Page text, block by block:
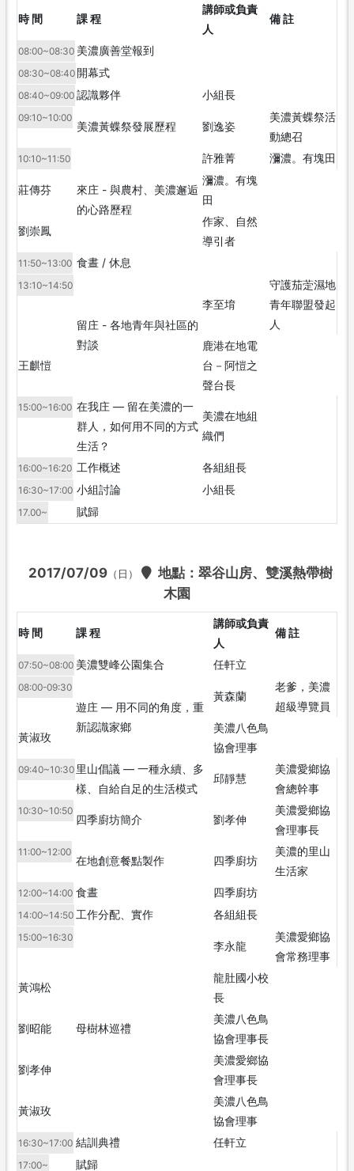
時 間 課 程
講師或負責
人
備 註
08:00~08:30 美濃廣善堂報到
08:30~08:40 開幕式
08:40~09:00 認識夥伴 小組長
09:10~10:00
美濃黃蝶祭發展歷程 劉逸姿
美濃黃蝶祭活
動總召
10:10~11:50
來庄 - 與農村、美濃邂逅
的心路歷程
許雅菁 瀰濃。有塊田
莊傳芬
瀰濃。有塊
田
劉崇鳳
作家、自然
導引者
11:50~13:00 食晝 / 休息
13:10~14:50
留庄 - 各地青年與社區的
對談
李至堉
守護茄萣濕地
青年聯盟發起
人
王麒愷
鹿港在地電
台－阿愷之
聲台長
15:00~16:00 在我庄 — 留在美濃的一
群人，如何用不同的方式
生活？
美濃在地組
織們
16:00~16:20 工作概述 各組組長
16:30~17:00 小組討論 小組長
17.00~ 賦歸
2017/07/09（日）
地點：翠谷山房、雙溪熱帶樹
木園
時 間 課 程
講師或負責
人
備 註
07:50~08:00 美濃雙峰公園集合 任軒立
08:00-09:30
遊庄 — 用不同的角度，重
新認識家鄉
黃森蘭
老爹，美濃
超級導覽員
黃淑玫
美濃八色鳥
協會理事
09:40~10:30 里山倡議 — 一種永續、多
樣、自給自足的生活模式
邱靜慧
美濃愛鄉協
會總幹事
10:30~10:50
四季廚坊簡介 劉孝伸
美濃愛鄉協
會理事長
11:00~12:00
在地創意餐點製作 四季廚坊
美濃的里山
生活家
12:00~14:00 食晝 四季廚坊
14:00~14:50 工作分配、實作 各組組長
15:00~16:30
母樹林巡禮
李永龍
美濃愛鄉協
會常務理事
黃鴻松
龍肚國小校
長
劉昭能
美濃八色鳥
協會理事長
劉孝伸
美濃愛鄉協
會理事長
黃淑玫
美濃八色鳥
協會理事
16:30~17:00 結訓典禮 任軒立
17:00~ 賦歸